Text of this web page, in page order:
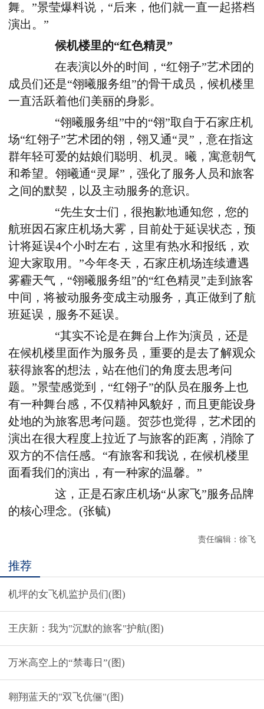
舞。”景莹爆料说，“后来，他们就一直一起搭档
演出。”
候机楼里的“红色精灵”
在表演以外的时间，“红翎子”艺术团的
成员们还是“翎曦服务组”的骨干成员，候机楼里
一直活跃着他们美丽的身影。
“翎曦服务组”中的“翎”取自于石家庄机
场“红翎子”艺术团的翎，翎又通“灵”，意在指这
群年轻可爱的姑娘们聪明、机灵。曦，寓意朝气
和希望。翎曦通“灵犀”，强化了服务人员和旅客
之间的默契，以及主动服务的意识。
“先生女士们，很抱歉地通知您，您的
航班因石家庄机场大雾，目前处于延误状态，预
计将延误4个小时左右，这里有热水和报纸，欢
迎大家取用。”今年冬天，石家庄机场连续遭遇
雾霾天气，“翎曦服务组”的“红色精灵”走到旅客
中间，将被动服务变成主动服务，真正做到了航
班延误，服务不延误。
“其实不论是在舞台上作为演员，还是
在候机楼里面作为服务员，重要的是去了解观众
获得旅客的想法，站在他们的角度去思考问
题。”景莹感觉到，“红翎子”的队员在服务上也
有一种舞台感，不仅精神风貌好，而且更能设身
处地的为旅客思考问题。贺莎也觉得，艺术团的
演出在很大程度上拉近了与旅客的距离，消除了
双方的不信任感。“有旅客和我说，在候机楼里
面看我们的演出，有一种家的温馨。”
这，正是石家庄机场“从家飞”服务品牌
的核心理念。(张毓)
责任编辑：徐飞
推荐
机坪的女飞机监护员们(图)
王庆新：我为"沉默的旅客"护航(图)
万米高空上的“禁毒日”(图)
翱翔蓝天的"双飞伉俪"(图)